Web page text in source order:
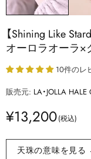
【Shining Like
オーロラオーラ×
10件のレ
販売元: LA・JOLLA
¥13,200
天珠の意味を見る